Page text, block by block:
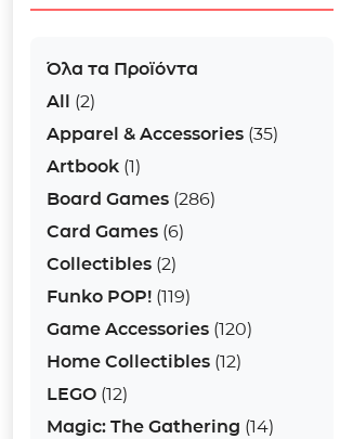
Όλα τα Προϊόντα
All (2)
Apparel & Accessories (35)
Artbook (1)
Board Games (286)
Card Games (6)
Collectibles (2)
Funko POP! (119)
Game Accessories (120)
Home Collectibles (12)
LEGO (12)
Magic: The Gathering (14)